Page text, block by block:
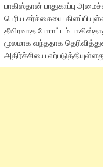
பாகிஸ்தான் பாதுகாப்பு
பெரிய சர்ச்சையை
தீவிரவாத போராட்டம்
மூலமாக வந்ததாக
அதிர்ச்சியை